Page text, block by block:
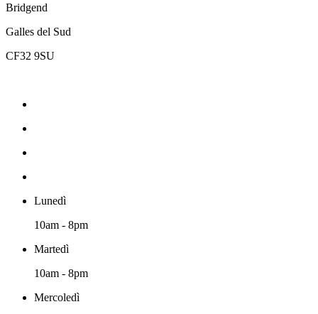
Bridgend
Galles del Sud
CF32 9SU
Lunedì
10am - 8pm
Martedì
10am - 8pm
Mercoledì